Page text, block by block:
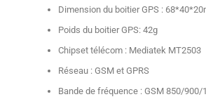
Dimension du boitier GPS :
Poids du boitier GPS: 42g
Chipset télécom : Mediatek MT2503
Réseau : GSM et GPRS
Bande de fréquence : GSM 850/